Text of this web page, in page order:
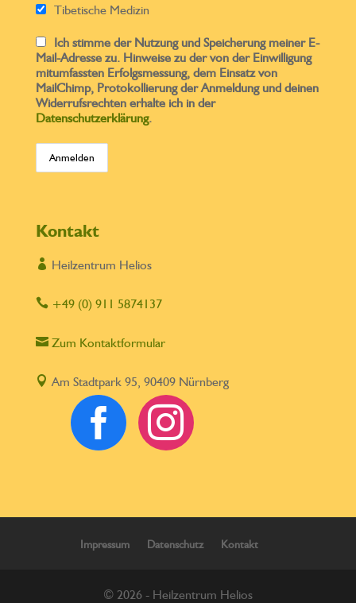
Tibetische Medizin
Ich stimme der Nutzung und Speicherung meiner E-
Mail-Adresse zu. Hinweise zu der von der Einwilligung
mitumfassten Erfolgsmessung, dem Einsatz von
MailChimp, Protokollierung der Anmeldung und deinen
Widerrufsrechten erhalte ich in der
Datenschutzerklärung.
Kontakt
 Heilzentrum Helios
+49 (0) 911 5874137
Zum Kontaktformular
 Am Stadtpark 95, 90409 Nürnberg
 
Impressum Datenschutz Kontakt
© 2026 - Heilzentrum Helios